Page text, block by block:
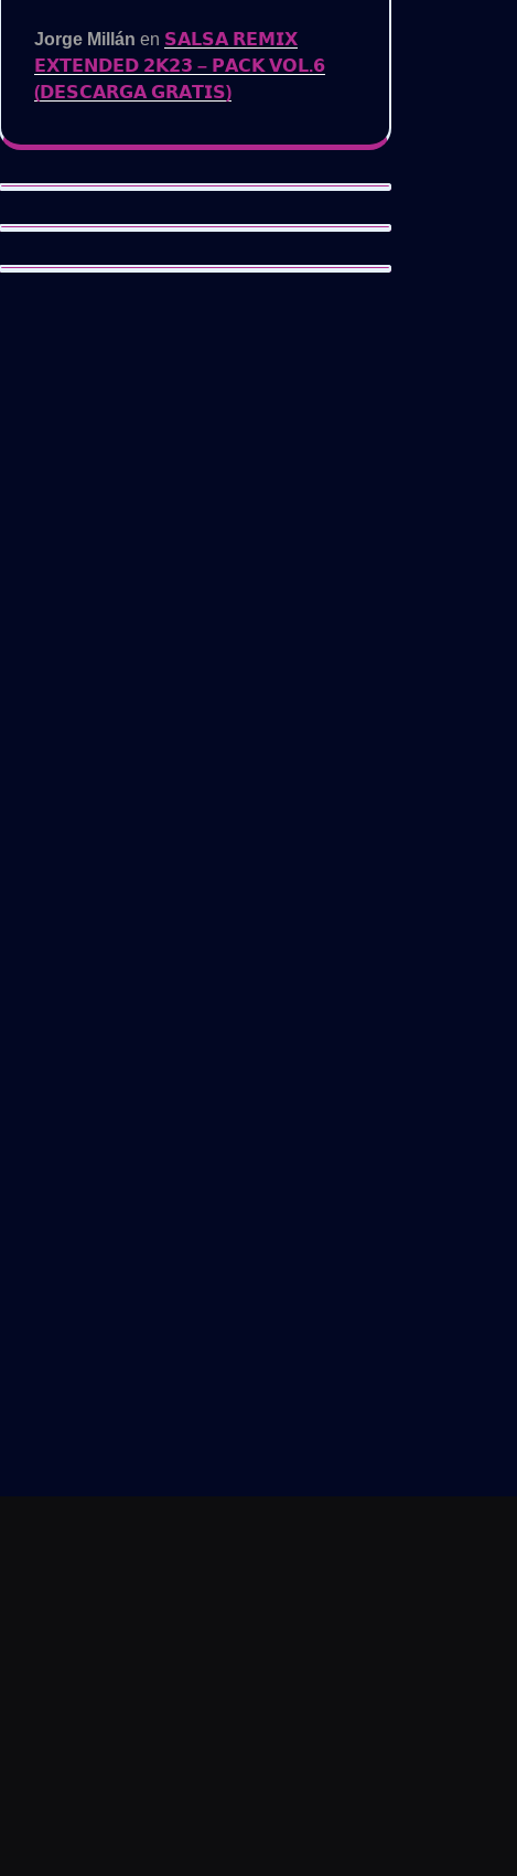
Jorge Millán en 𝗦𝗔𝗟𝗦𝗔 𝗥𝗘𝗠𝗜𝗫
𝗘𝗫𝗧𝗘𝗡𝗗𝗘𝗗 𝟮𝗞𝟮𝟯 – 𝗣𝗔𝗖𝗞 𝗩𝗢𝗟.𝟲
(𝗗𝗘𝗦𝗖𝗔𝗥𝗚𝗔 𝗚𝗥𝗔𝗧𝗜𝗦)